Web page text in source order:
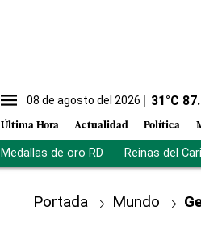
08 de agosto del 2026 31°C
Última Hora Actualidad Política
Medallas de oro RD Reinas del
Portada Mundo